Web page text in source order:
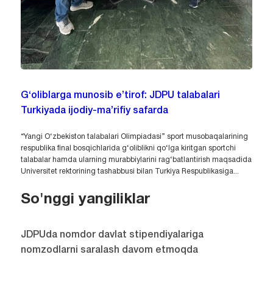
G‘oliblarga munosib e’tirof: JDPU talabalari
Turkiyada ijodiy-ma’rifiy safarda
“Yangi O‘zbekiston talabalari Olimpiadasi” sport musobaqalarining
respublika final bosqichlarida g‘oliblikni qo‘lga kiritgan sportchi
talabalar hamda ularning murabbiylarini rag‘batlantirish maqsadida
Universitet rektorining tashabbusi bilan Turkiya Respublikasiga...
So'nggi yangiliklar
JDPUda nomdor davlat stipendiyalariga
nomzodlarni saralash davom etmoqda